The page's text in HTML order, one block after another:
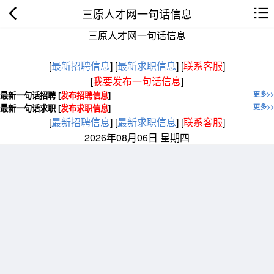
三原人才网一句话信息
三原人才网一句话信息
[最新招聘信息] [最新求职信息] [联系客服]
[我要发布一句话信息]
更多>>
最新一句话招聘 [发布招聘信息]
更多>>
最新一句话求职 [发布求职信息]
[最新招聘信息] [最新求职信息] [联系客服]
2026年08月06日 星期四